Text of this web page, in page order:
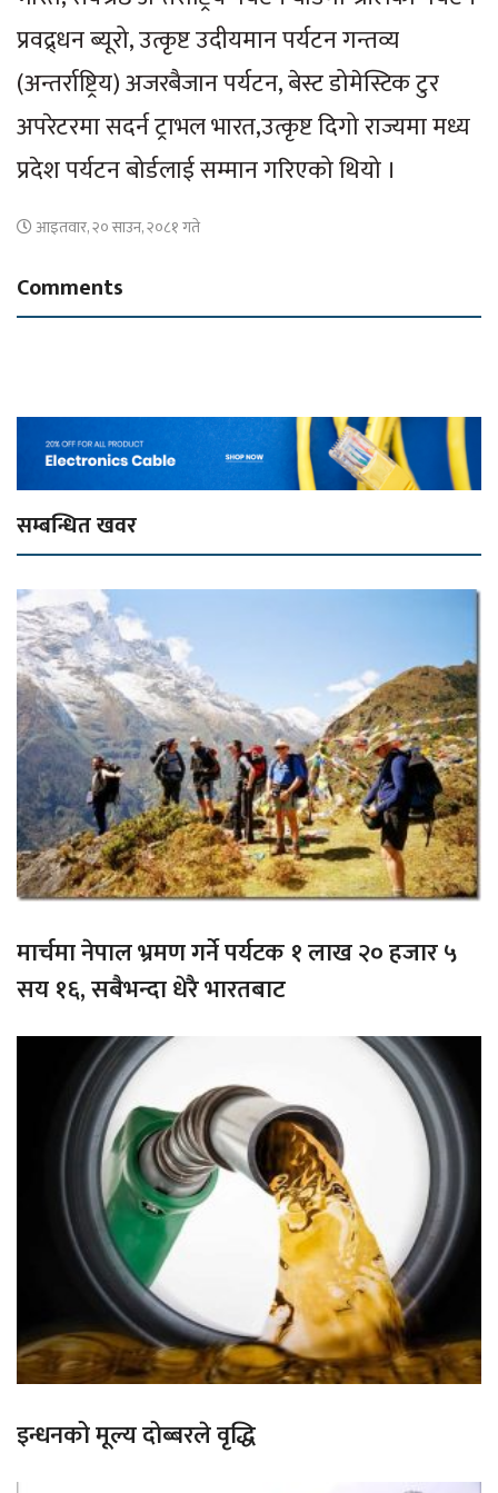
प्रवद्र्धन ब्यूरो, उत्कृष्ट उदीयमान पर्यटन गन्तव्य
(अन्तर्राष्ट्रिय) अजरबैजान पर्यटन, बेस्ट डोमेस्टिक टुर
अपरेटरमा सदर्न ट्राभल भारत,उत्कृष्ट दिगो राज्यमा मध्य
प्रदेश पर्यटन बोर्डलाई सम्मान गरिएको थियो ।
आइतवार, २० साउन, २०८१ गते
Comments
सम्बन्धित खवर
मार्चमा नेपाल भ्रमण गर्ने पर्यटक १ लाख २० हजार ५
सय १६, सबैभन्दा धेरै भारतबाट
इन्धनको मूल्य दोब्बरले वृद्धि